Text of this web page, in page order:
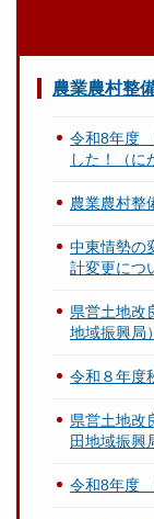
農業農村整
令和8年度
した！（に
農業農村整
中東情勢の
計変更につ
県営土地改
地域振興局）
令和８年度
県営土地改
田地域振興
令和8年度